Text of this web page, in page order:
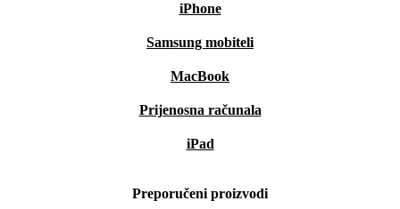
iPhone
Samsung mobiteli
MacBook
Prijenosna računala
iPad
Preporučeni proizvodi